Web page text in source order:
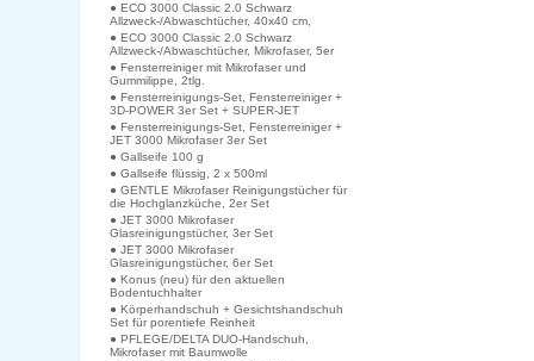
● ECO 3000 Classic 2.0 Schwarz
Allzweck-/Abwaschtücher, 40x40 cm,
● ECO 3000 Classic 2.0 Schwarz
Allzweck-/Abwaschtücher, Mikrofaser, 5er
● Fensterreiniger mit Mikrofaser und
Gummilippe, 2tlg.
● Fensterreinigungs-Set, Fensterreiniger +
3D-POWER 3er Set + SUPER-JET
● Fensterreinigungs-Set, Fensterreiniger +
JET 3000 Mikrofaser 3er Set
● Gallseife 100 g
● Gallseife flüssig, 2 x 500ml
● GENTLE Mikrofaser Reinigungstücher für
die Hochglanzküche, 2er Set
● JET 3000 Mikrofaser
Glasreinigungstücher, 3er Set
● JET 3000 Mikrofaser
Glasreinigungstücher, 6er Set
● Konus (neu) für den aktuellen
Bodentuchhalter
● Körperhandschuh + Gesichtshandschuh
Set für porentiefe Reinheit
● PFLEGE/DELTA DUO-Handschuh,
Mikrofaser mit Baumwolle